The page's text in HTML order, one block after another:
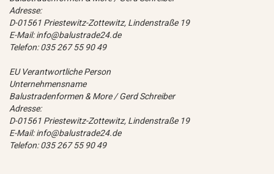
Adresse:
D-01561 Priestewitz-Zottewitz, Lindenstraße 19
E-Mail: info@balustrade24.de
Telefon: 035 267 55 90 49
EU Verantwortliche Person
Unternehmensname
Balustradenformen & More / Gerd Schreiber
Adresse:
D-01561 Priestewitz-Zottewitz, Lindenstraße 19
E-Mail: info@balustrade24.de
Telefon: 035 267 55 90 49